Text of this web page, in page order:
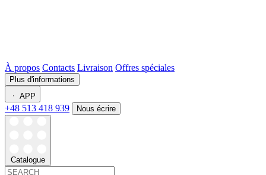
À propos Contacts Livraison Offres spéciales
Plus d'informations
APP
+48 513 418 939 Nous écrire
Catalogue